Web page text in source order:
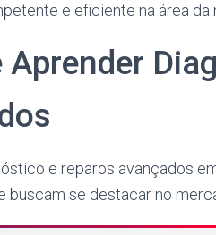
e eficiente na área da
Aprender
e reparos avançados
buscam se destacar no